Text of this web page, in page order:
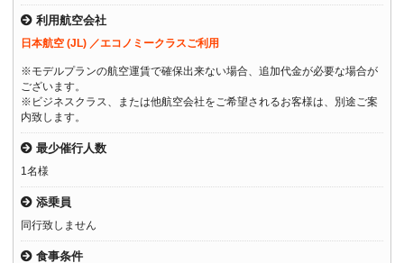
利用航空会社
日本航空 (JL) ／エコノミークラスご利用
※モデルプランの航空運賃で確保出来ない場合、追加代金が必要な場合が
ございます。
※ビジネスクラス、または他航空会社をご希望されるお客様は、別途ご案
内致します。
最少催行人数
1名様
添乗員
同行致しません
食事条件